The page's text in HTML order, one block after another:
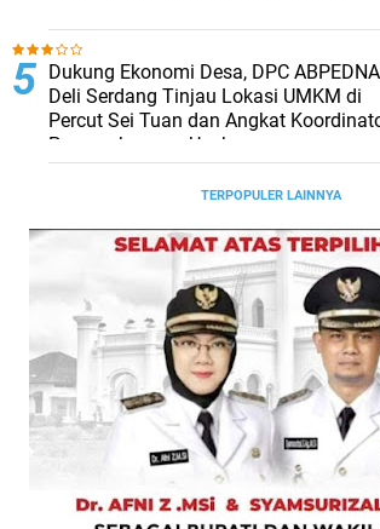
Dukung Ekonomi Desa, DPC
Deli Serdang Tinjau Lokasi UMKM di
Percut Sei Tuan dan Angkat
Pengembangan Usaha
TERPOPULER LAINNYA